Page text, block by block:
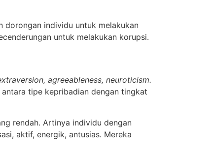
dorongan individu untuk melakukan
untuk melakukan korupsi.
agreeableness, neuroticism.
tipe kepribadian dengan tingkat
rendah. Artinya individu dengan
aktif, energik, antusias. Mereka